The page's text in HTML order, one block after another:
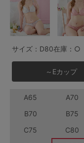
H70 H75
SS
L LL
S-CD
M-AB M-
L-AB L-
～999円
2,000～2,999円
4,000円～
セールアイテムから
その他から探す
サイズ：D80在庫：○
～Eカップ
A65 A70
B70
B75
C75
C80